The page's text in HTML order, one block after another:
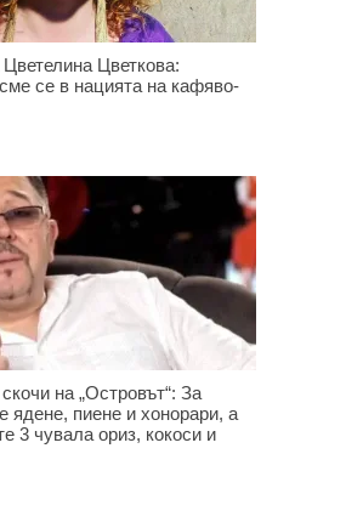
Цветкова:
се в нацията на кафяво-
на „Островът“: За
ядене, пиене и хонорари, а
3 чувала ориз, кокоси и